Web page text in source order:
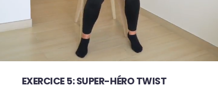
EXERCICE 5: SUPER-HÉRO TWIST